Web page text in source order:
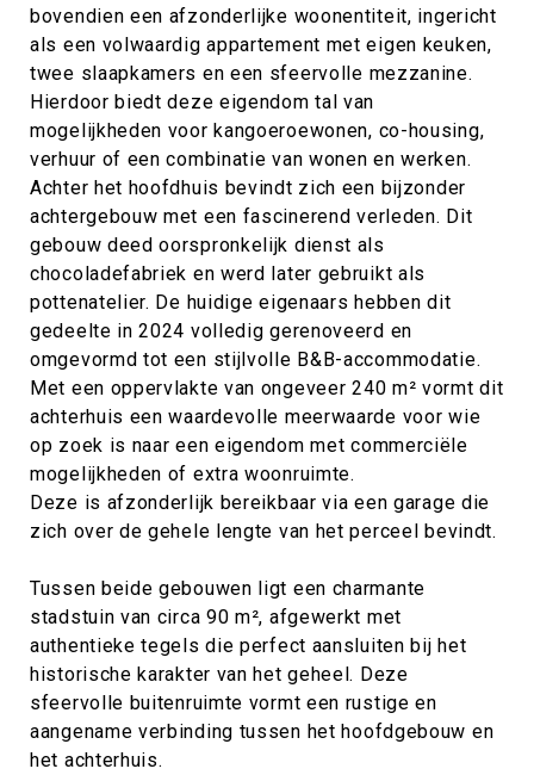
bovendien een afzonderlijke woonentiteit, ingericht
als een volwaardig appartement met eigen keuken,
twee slaapkamers en een sfeervolle mezzanine.
Hierdoor biedt deze eigendom tal van
mogelijkheden voor kangoeroewonen, co-housing,
verhuur of een combinatie van wonen en werken.
Achter het hoofdhuis bevindt zich een bijzonder
achtergebouw met een fascinerend verleden. Dit
gebouw deed oorspronkelijk dienst als
chocoladefabriek en werd later gebruikt als
pottenatelier. De huidige eigenaars hebben dit
gedeelte in 2024 volledig gerenoveerd en
omgevormd tot een stijlvolle B&B-accommodatie.
Met een oppervlakte van ongeveer 240 m² vormt dit
achterhuis een waardevolle meerwaarde voor wie
op zoek is naar een eigendom met commerciële
mogelijkheden of extra woonruimte.
Deze is afzonderlijk bereikbaar via een garage die
zich over de gehele lengte van het perceel bevindt.
Tussen beide gebouwen ligt een charmante
stadstuin van circa 90 m², afgewerkt met
authentieke tegels die perfect aansluiten bij het
historische karakter van het geheel. Deze
sfeervolle buitenruimte vormt een rustige en
aangename verbinding tussen het hoofdgebouw en
het achterhuis.